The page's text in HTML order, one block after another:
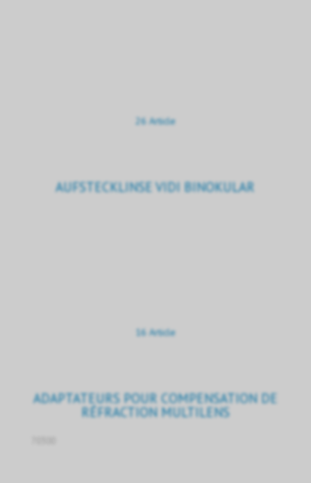
26 Article
AUFSTECKLINSE VIDI BINOKULAR
16 Article
ADAPTATEURS POUR COMPENSATION DE
RÉFRACTION MULTILENS